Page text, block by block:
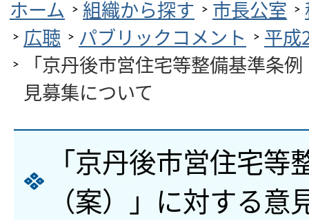
ホーム
組織から探す 市長公室
広聴
パブリックコメント
平成
「京丹後市営住宅等整備基準条
見募集について
「京丹後市営住宅等
（案）」に対する